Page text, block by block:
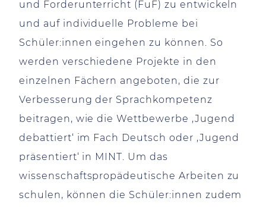
und Forderunterricht (FuF) zu entwickeln
und auf individuelle Probleme bei
Schüler:innen eingehen zu können. So
werden verschiedene Projekte in den
einzelnen Fächern angeboten, die zur
Verbesserung der Sprachkompetenz
beitragen, wie die Wettbewerbe ‚Jugend
debattiert‘ im Fach Deutsch oder ‚Jugend
präsentiert‘ in MINT. Um das
wissenschaftspropädeutische Arbeiten zu
schulen, können die Schüler:innen zudem